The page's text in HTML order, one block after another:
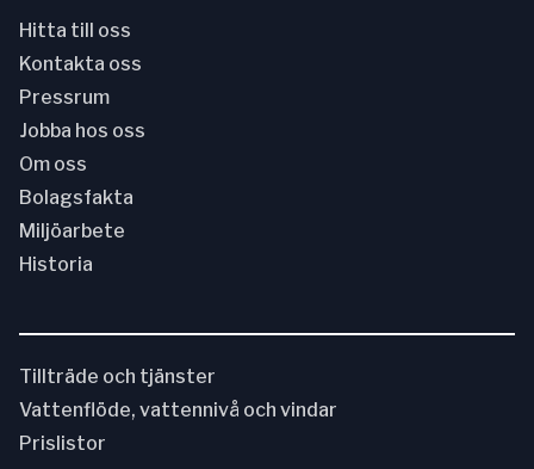
Hitta till oss
Kontakta oss
Pressrum
Jobba hos oss
Om oss
Bolagsfakta
Miljöarbete
Historia
Tillträde och tjänster
Vattenflöde, vattennivå och vindar
Prislistor